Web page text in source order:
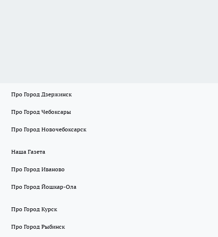
Про Город Дзержинск
Про Город Чебоксары
Про Город Новочебоксарск
Наша Газета
Про Город Иваново
Про Город Йошкар-Ола
Про Город Курск
Про Город Рыбинск